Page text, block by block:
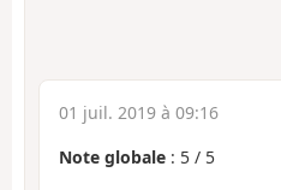
01 juil. 2019 à 09:16
Note globale : 5 / 5